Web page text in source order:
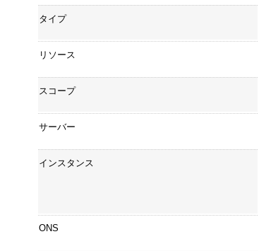
タイプ
リソース
スコープ
サーバー
インスタンス
ONS